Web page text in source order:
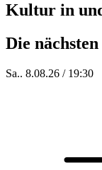
Kultur in
Die
Sa.. 8.08.26 / 19:30